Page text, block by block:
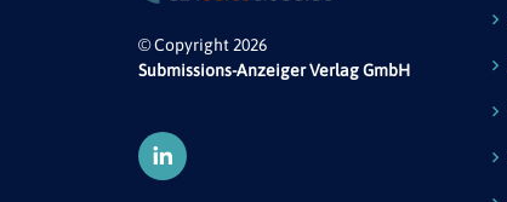
© Copyright 2026
Submissions-Anzeiger Verlag GmbH